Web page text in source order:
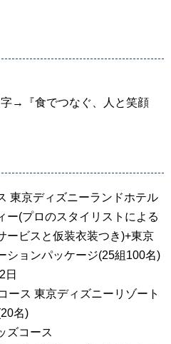
→『食でつなぐ、人と笑顔
東京ディズニーランドホテル
ー(プロのスタイリストによる
ービスと仮装衣装つき)+東京
ションパッケージ(25組100名)
日
ース 東京ディズニーリゾート
名)
ズコース